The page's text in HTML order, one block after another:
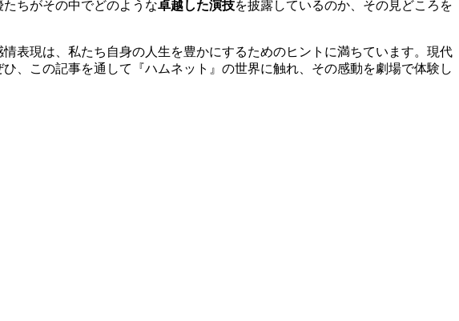
ちがその中でどのような卓越した演技を披露しているのか、その見どころを
表現は、私たち自身の人生を豊かにするためのヒントに満ちています。現代
、この記事を通して『ハムネット』の世界に触れ、その感動を劇場で体験し